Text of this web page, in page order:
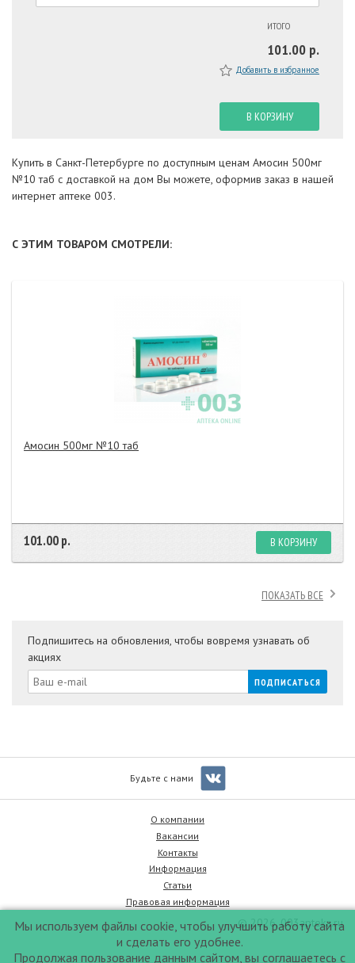
ИТОГО
101.00 р.
Добавить в избранное
В КОРЗИНУ
Купить в Санкт-Петербурге по доступным ценам Амосин 500мг
№10 таб с доставкой на дом Вы можете, оформив заказ в нашей
интернет аптеке 003.
С ЭТИМ ТОВАРОМ СМОТРЕЛИ:
Амосин 500мг №10 таб
101.00 р. В КОРЗИНУ
ПОКАЗАТЬ ВСЕ
Подпишитесь на обновления, чтобы вовремя узнавать об
акциях
Будьте с нами
О компании
Вакансии
Контакты
Информация
Статьи
Правовая информация
© 2026, 003apteka.ru
Мы используем файлы cookie, чтобы улучшить работу сайта
и сделать его удобнее.
Продолжая пользование данным сайтом, вы соглашаетесь с